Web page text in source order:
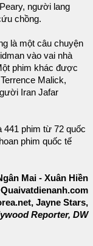
người lang
chồng.
là một câu chuyện
vào vai nhà
phim khác được
Malick,
Iran Jafar
441 phim từ 72 quốc
phim quốc tế
Mai - Xuân Hiền
Jayne Stars,
Reporter, DW